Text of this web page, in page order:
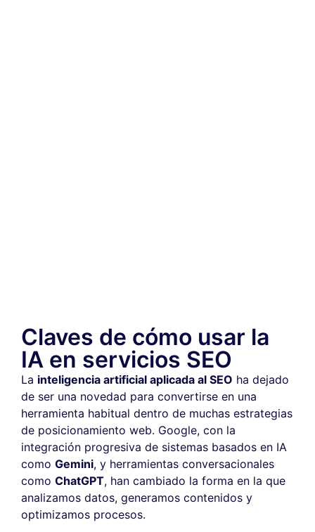
Claves de cómo usar la
IA en servicios SEO
La inteligencia artificial aplicada al SEO ha dejado
de ser una novedad para convertirse en una
herramienta habitual dentro de muchas estrategias
de posicionamiento web. Google, con la
integración progresiva de sistemas basados en IA
como Gemini, y herramientas conversacionales
como ChatGPT, han cambiado la forma en la que
analizamos datos, generamos contenidos y
optimizamos procesos.